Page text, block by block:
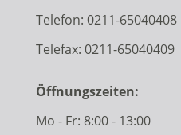
Telefon: 0211-65040408
Telefax: 0211-65040409
Öffnungszeiten:
Mo - Fr: 8:00 - 13:00